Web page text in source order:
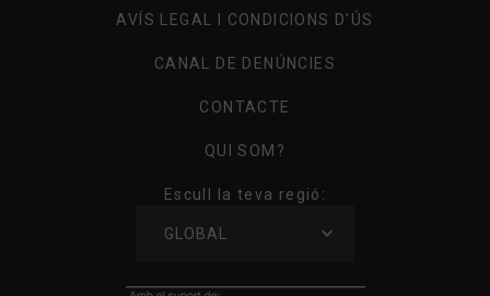
AVÍS LEGAL I CONDICIONS D'ÚS
CANAL DE DENÚNCIES
CONTACTE
QUI SOM?
Escull la teva regió:
GLOBAL